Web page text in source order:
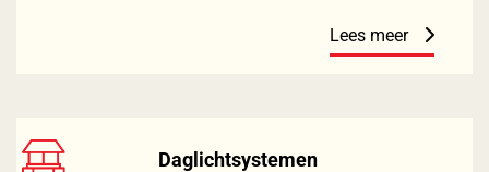
Lees meer
Daglichtsystemen